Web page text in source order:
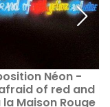
Néon -
of red and
la Maison Rouge